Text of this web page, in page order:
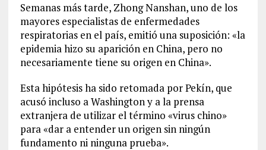
Semanas más tarde, Zhong Nanshan, uno de los
mayores especialistas de enfermedades
respiratorias en el país, emitió una suposición: «la
epidemia hizo su aparición en China, pero no
necesariamente tiene su origen en China».
Esta hipótesis ha sido retomada por Pekín, que
acusó incluso a Washington y a la prensa
extranjera de utilizar el término «virus chino»
para «dar a entender un origen sin ningún
fundamento ni ninguna prueba».